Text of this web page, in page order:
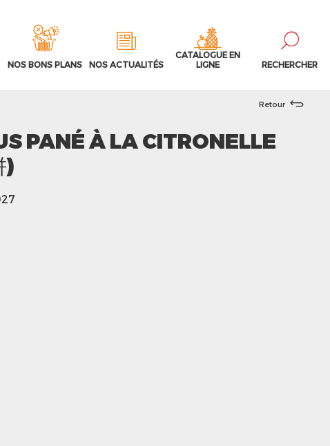
NOS BONS PLANS NOS ACTUALITÉS
CATALOGUE EN
LIGNE
RECHERCHER
Retour
PANÉ À LA CITRONELLE
)